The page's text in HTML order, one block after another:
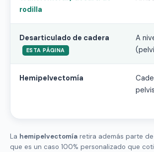
rodilla
Desarticulado de cadera
ESTA PÁGINA
A
Hemipelvectomía
pelvis
La hemipelvectomía retira además parte
que es un caso 100% personalizado que